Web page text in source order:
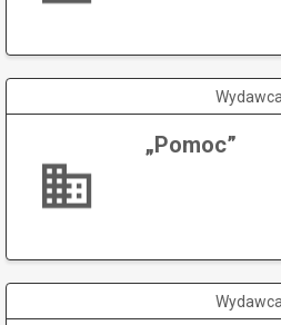
Wydawca
„Pomoc”
Wydawca